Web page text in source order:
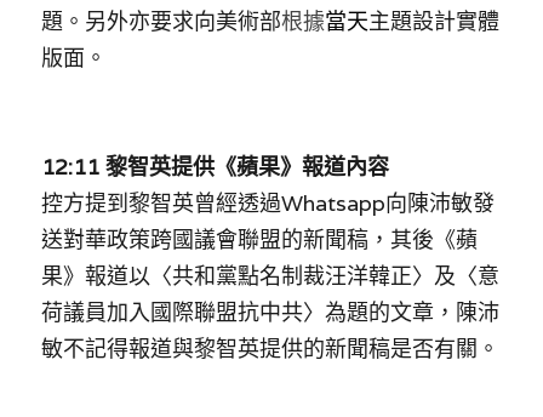
題。另外亦要求向美術部根據當天主題設計實體
版面。
12:11 黎智英提供《蘋果》報道內容
控方提到黎智英曾經透過Whatsapp向陳沛敏發
送對華政策跨國議會聯盟的新聞稿，其後《蘋
果》報道以〈共和黨點名制裁汪洋韓正〉及〈意
荷議員加入國際聯盟抗中共〉為題的文章，陳沛
敏不記得報道與黎智英提供的新聞稿是否有關。